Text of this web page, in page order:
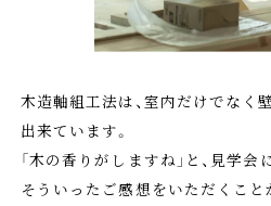
木造軸組工法は、室内だけでなく
出来ています。
「木の香りがしますね」と、見学
そういったご感想をいただくこと